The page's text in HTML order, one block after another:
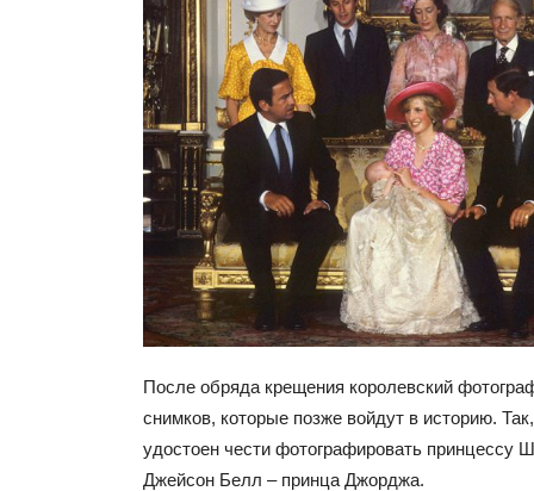
После обряда крещения королевский
снимков, которые позже войдут в историю.
удостоен чести фотографировать принцессу
Джейсон Белл – принца Джорджа.